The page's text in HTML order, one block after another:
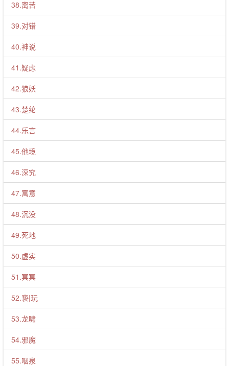
38.离苦
39.对错
40.神说
41.疑虑
42.狼妖
43.楚纶
44.乐言
45.他境
46.深究
47.寓意
48.沉没
49.死地
50.虚实
51.冥冥
52.亵|玩
53.龙啸
54.邪魔
55.咽泉